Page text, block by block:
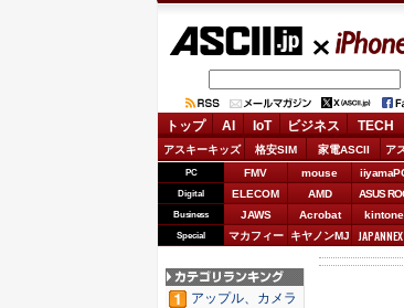
トップ AI IoT ビジネス TECH
アスキーキッズ 格安SIM 家電ASCII ア
PC FMV mouse
Digital ELECOM AMD ASUS
Business JAWS Acrobat kintone
Special マカフィー キヤノンMJ
アップル、カメラ